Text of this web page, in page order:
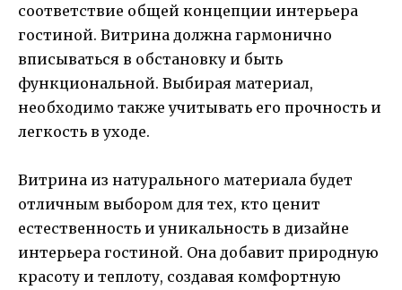
соответствие общей концепции интерьера
гостиной. Витрина должна гармонично
вписываться в обстановку и быть
функциональной. Выбирая материал,
необходимо также учитывать его прочность и
легкость в уходе.
Витрина из натурального материала будет
отличным выбором для тех, кто ценит
естественность и уникальность в дизайне
интерьера гостиной. Она добавит природную
красоту и теплоту, создавая комфортную